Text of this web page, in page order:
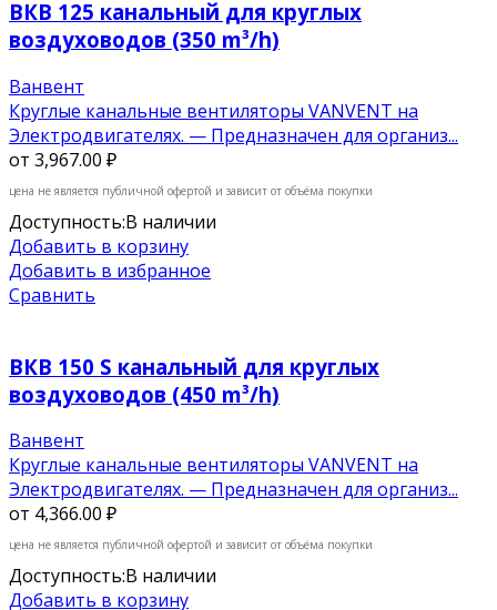
ВКВ 125 канальный для круглых
воздуховодов (350 m³/h)
Ванвент
Круглые канальные вентиляторы VANVENT на
Электродвигателях. — Предназначен для организ...
от 3,967.00 ₽
цена не является публичной офертой и зависит от объёма покупки
Доступность:В наличии
Добавить в корзину
Добавить в избранное
Сравнить
ВКВ 150 S канальный для круглых
воздуховодов (450 m³/h)
Ванвент
Круглые канальные вентиляторы VANVENT на
Электродвигателях. — Предназначен для организ...
от 4,366.00 ₽
цена не является публичной офертой и зависит от объёма покупки
Доступность:В наличии
Добавить в корзину